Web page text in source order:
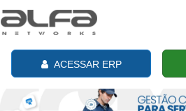
ACESSAR ERP